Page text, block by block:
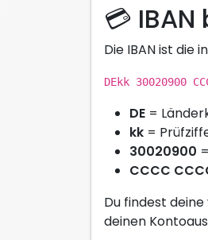
💳 IBAN
Die IBAN ist
DEkk 30020900
DE =
kk =
30020900
CCCC
Du findest deine
deinen